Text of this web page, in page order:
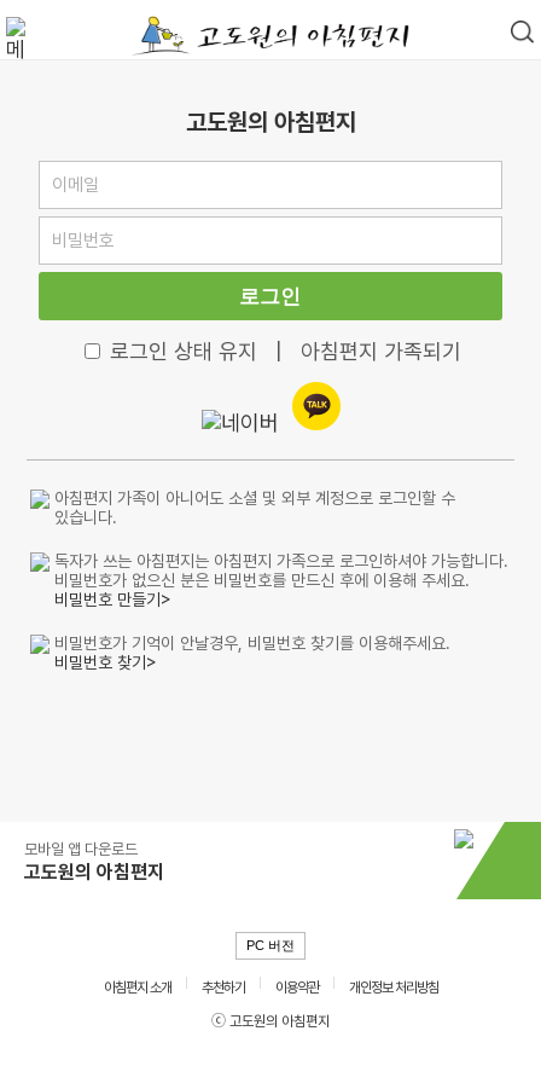
고도원의 아침편지
로그인
로그인 상태 유지 아침편지 가족되기
아침편지 가족이 아니어도 소셜 및 외부 계정으로 로그인할 수
있습니다.
독자가 쓰는 아침편지는 아침편지 가족으로 로그인하셔야 가능합니다.
비밀번호가 없으신 분은 비밀번호를 만드신 후에 이용해 주세요.
비밀번호 만들기>
비밀번호가 기억이 안날경우, 비밀번호 찾기를 이용해주세요.
비밀번호 찾기>
모바일 앱 다운로드
고도원의 아침편지
PC 버전
아침편지 소개 추천하기 이용약관
개인정보 처리방침
ⓒ 고도원의 아침편지